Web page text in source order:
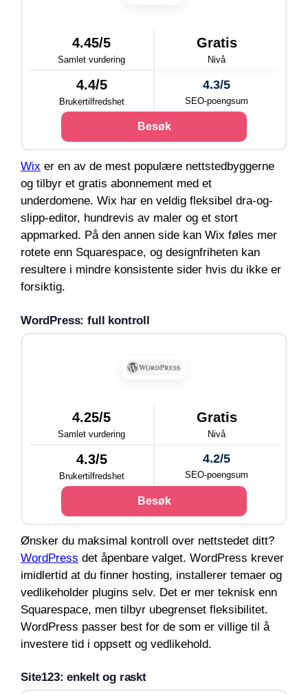
4.45/5
Samlet vurdering
Gratis
Nivå
4.4/5
Brukertilfredshet
4.3/5
SEO-poengsum
Besøk
Wix er en av de mest populære nettstedbyggerne
og tilbyr et gratis abonnement med et
underdomene. Wix har en veldig fleksibel dra-og-
slipp-editor, hundrevis av maler og et stort
appmarked. På den annen side kan Wix føles mer
rotete enn Squarespace, og designfriheten kan
resultere i mindre konsistente sider hvis du ikke er
forsiktig.
WordPress: full kontroll
4.25/5
Samlet vurdering
Gratis
Nivå
4.3/5
Brukertilfredshet
4.2/5
SEO-poengsum
Besøk
Ønsker du maksimal kontroll over nettstedet ditt?
WordPress det åpenbare valget. WordPress krever
imidlertid at du finner hosting, installerer temaer og
vedlikeholder plugins selv. Det er mer teknisk enn
Squarespace, men tilbyr ubegrenset fleksibilitet.
WordPress passer best for de som er villige til å
investere tid i oppsett og vedlikehold.
Site123: enkelt og raskt